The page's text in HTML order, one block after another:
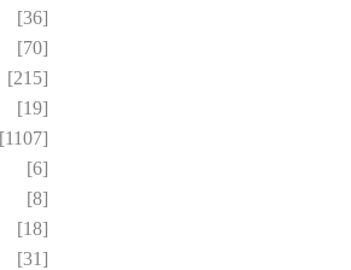
[36]
[70]
[215]
[19]
[1107]
[6]
[8]
[18]
[31]